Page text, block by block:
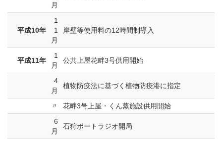
月
平成10年
1
1
月
岸壁等使用料の12時間制導入
平成11年
1
月
公共上屋花畔3号供用開始
4
月
植物防疫法に基づく植物防疫港に指定
〃
花畔3号上屋・くん蒸施設供用開始
6
月
石狩ポートラジオ開局